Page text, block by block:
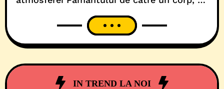
regulă o rachetă spațială, sau orice acțiune
care are ca scop reducerea ori anularea
forței gravitaționale a Terrei. Asta scrie pe
Einstein, când au patentat cele mai
importante legi
IN TREND LA NOI